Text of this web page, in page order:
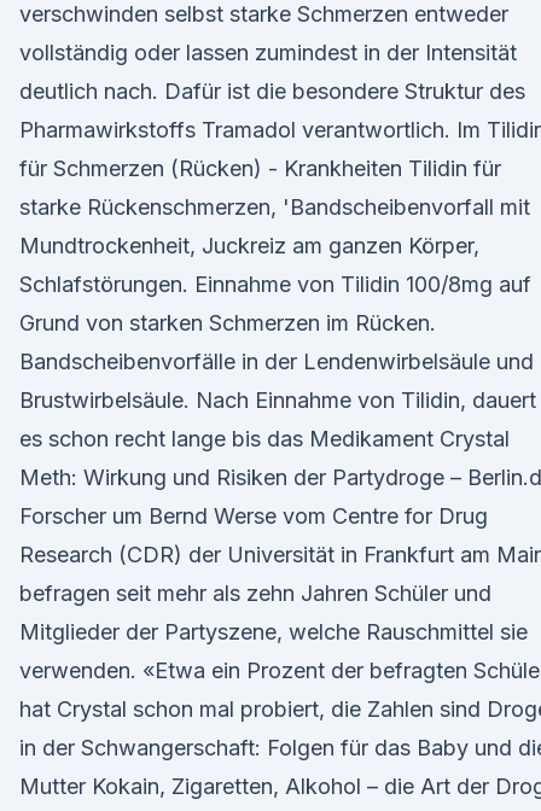
verschwinden selbst starke Schmerzen entweder
vollständig oder lassen zumindest in der Intensität
deutlich nach. Dafür ist die besondere Struktur des
Pharmawirkstoffs Tramadol verantwortlich. Im
für Schmerzen (Rücken) - Krankheiten Tilidin für
starke Rückenschmerzen, 'Bandscheibenvorfall mit
Mundtrockenheit, Juckreiz am ganzen Körper,
Schlafstörungen. Einnahme von Tilidin 100/8mg auf
Grund von starken Schmerzen im Rücken.
Bandscheibenvorfälle in der Lendenwirbelsäule und
Brustwirbelsäule. Nach Einnahme von Tilidin, dauert
es schon recht lange bis das Medikament Crystal
Meth: Wirkung und Risiken der Partydroge –
Forscher um Bernd Werse vom Centre for Drug
Research (CDR) der Universität in Frankfurt am
befragen seit mehr als zehn Jahren Schüler und
Mitglieder der Partyszene, welche Rauschmittel sie
verwenden. «Etwa ein Prozent der befragten
hat Crystal schon mal probiert, die Zahlen sind
in der Schwangerschaft: Folgen für das Baby und
Mutter Kokain, Zigaretten, Alkohol – die Art der